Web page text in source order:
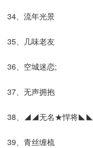
34、流年光景
35、几味老友
36、空城迷恋;
37、无声拥抱
38、◢◢无名★悍将◣◣
39、青丝缠梳